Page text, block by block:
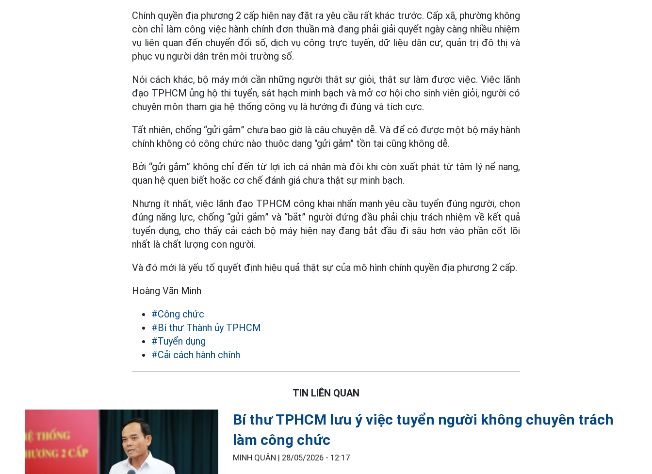
Chính quyền địa phương 2 cấp hiện nay đặt ra yêu cầu rất khác trước. Cấp xã, phường không
còn chỉ làm công việc hành chính đơn thuần mà đang phải giải quyết ngày càng nhiều nhiệm
vụ liên quan đến chuyển đổi số, dịch vụ công trực tuyến, dữ liệu dân cư, quản trị đô thị và
phục vụ người dân trên môi trường số.
Nói cách khác, bộ máy mới cần những người thật sự giỏi, thật sự làm được việc. Việc lãnh
đạo TPHCM ủng hộ thi tuyển, sát hạch minh bạch và mở cơ hội cho sinh viên giỏi, người có
chuyên môn tham gia hệ thống công vụ là hướng đi đúng và tích cực.
Tất nhiên, chống “gửi gắm” chưa bao giờ là câu chuyện dễ. Và để có được một bộ máy hành
chính không có công chức nào thuộc dạng "gửi gắm" tồn tại cũng không dễ.
Bởi “gửi gắm” không chỉ đến từ lợi ích cá nhân mà đôi khi còn xuất phát từ tâm lý nể nang,
quan hệ quen biết hoặc cơ chế đánh giá chưa thật sự minh bạch.
Nhưng ít nhất, việc lãnh đạo TPHCM công khai nhấn mạnh yêu cầu tuyển đúng người, chọn
đúng năng lực, chống “gửi gắm” và “bắt” người đứng đầu phải chịu trách nhiệm về kết quả
tuyển dụng, cho thấy cải cách bộ máy hiện nay đang bắt đầu đi sâu hơn vào phần cốt lõi
nhất là chất lượng con người.
Và đó mới là yếu tố quyết định hiệu quả thật sự của mô hình chính quyền địa phương 2 cấp.
Hoàng Văn Minh
#Công chức
#Bí thư Thành ủy TPHCM
#Tuyển dụng
#Cải cách hành chính
TIN LIÊN QUAN
Bí thư TPHCM lưu ý việc tuyển người không chuyên trách
làm công chức
MINH QUÂN | 28/05/2026 - 12:17